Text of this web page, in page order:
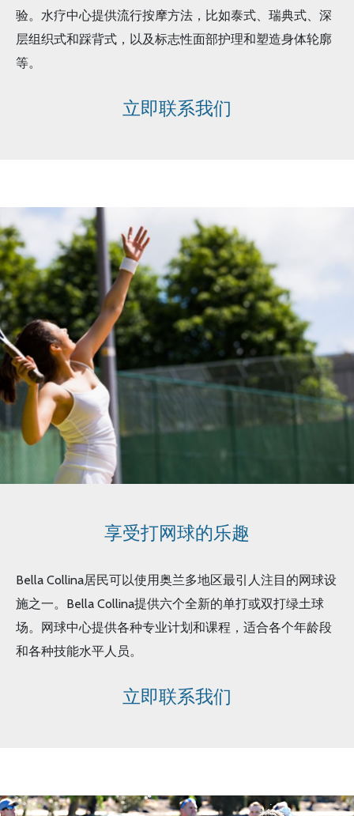
验。水疗中心提供流行按摩方法，比如泰式、瑞典式、深
层组织式和踩背式，以及标志性面部护理和塑造身体轮廓
等。
立即联系我们
享受打网球的乐趣
Bella Collina居民可以使用奥兰多地区最引人注目的网球设
施之一。Bella Collina提供六个全新的单打或双打绿土球
场。网球中心提供各种专业计划和课程，适合各个年龄段
和各种技能水平人员。
立即联系我们